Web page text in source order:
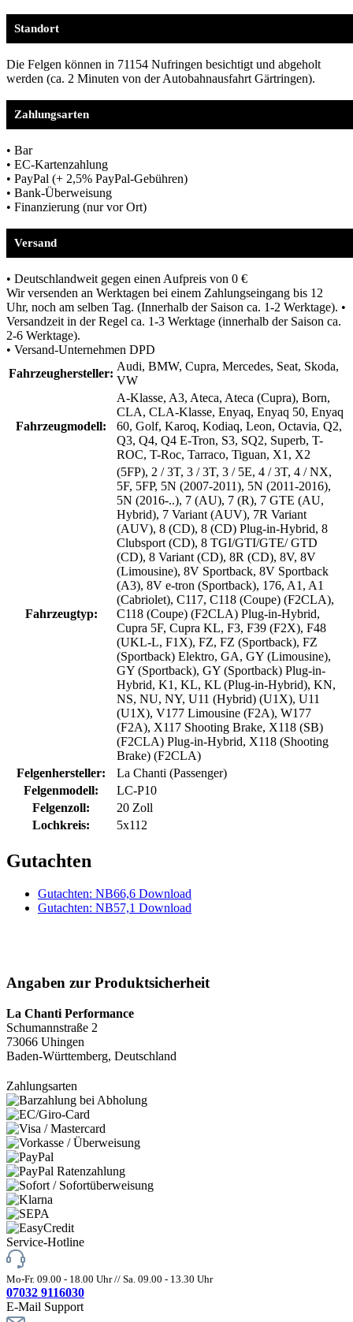
Standort
Die Felgen können in 71154 Nufringen besichtigt und abgeholt
werden (ca. 2 Minuten von der Autobahnausfahrt Gärtringen).
Zahlungsarten
• Bar
• EC-Kartenzahlung
• PayPal (+ 2,5% PayPal-Gebühren)
• Bank-Überweisung
• Finanzierung (nur vor Ort)
Versand
• Deutschlandweit gegen einen Aufpreis von 0 €
Wir versenden an Werktagen bei einem Zahlungseingang bis 12
Uhr, noch am selben Tag. (Innerhalb der Saison ca. 1-2 Werktage). •
Versandzeit in der Regel ca. 1-3 Werktage (innerhalb der Saison ca.
2-6 Werktage).
• Versand-Unternehmen DPD
Fahrzeughersteller:
Audi, BMW, Cupra, Mercedes, Seat, Skoda,
VW
Fahrzeugmodell:
A-Klasse, A3, Ateca, Ateca (Cupra), Born,
CLA, CLA-Klasse, Enyaq, Enyaq 50, Enyaq
60, Golf, Karoq, Kodiaq, Leon, Octavia, Q2,
Q3, Q4, Q4 E-Tron, S3, SQ2, Superb, T-
ROC, T-Roc, Tarraco, Tiguan, X1, X2
Fahrzeugtyp:
(5FP), 2 / 3T, 3 / 3T, 3 / 5E, 4 / 3T, 4 / NX,
5F, 5FP, 5N (2007-2011), 5N (2011-2016),
5N (2016-..), 7 (AU), 7 (R), 7 GTE (AU,
Hybrid), 7 Variant (AUV), 7R Variant
(AUV), 8 (CD), 8 (CD) Plug-in-Hybrid, 8
Clubsport (CD), 8 TGI/GTI/GTE/ GTD
(CD), 8 Variant (CD), 8R (CD), 8V, 8V
(Limousine), 8V Sportback, 8V Sportback
(A3), 8V e-tron (Sportback), 176, A1, A1
(Cabriolet), C117, C118 (Coupe) (F2CLA),
C118 (Coupe) (F2CLA) Plug-in-Hybrid,
Cupra 5F, Cupra KL, F3, F39 (F2X), F48
(UKL-L, F1X), FZ, FZ (Sportback), FZ
(Sportback) Elektro, GA, GY (Limousine),
GY (Sportback), GY (Sportback) Plug-in-
Hybrid, K1, KL, KL (Plug-in-Hybrid), KN,
NS, NU, NY, U11 (Hybrid) (U1X), U11
(U1X), V177 Limousine (F2A), W177
(F2A), X117 Shooting Brake, X118 (SB)
(F2CLA) Plug-in-Hybrid, X118 (Shooting
Brake) (F2CLA)
Felgenhersteller:
La Chanti (Passenger)
Felgenmodell:
LC-P10
Felgenzoll:
20 Zoll
Lochkreis:
5x112
Gutachten
Gutachten: NB66,6 Download
Gutachten: NB57,1 Download
Angaben zur Produktsicherheit
La Chanti Performance
Schumannstraße 2
73066 Uhingen
Baden-Württemberg, Deutschland
Zahlungsarten
Service-Hotline
Mo-Fr. 09.00 - 18.00 Uhr // Sa. 09.00 - 13.30 Uhr
07032 9116030
E-Mail Support